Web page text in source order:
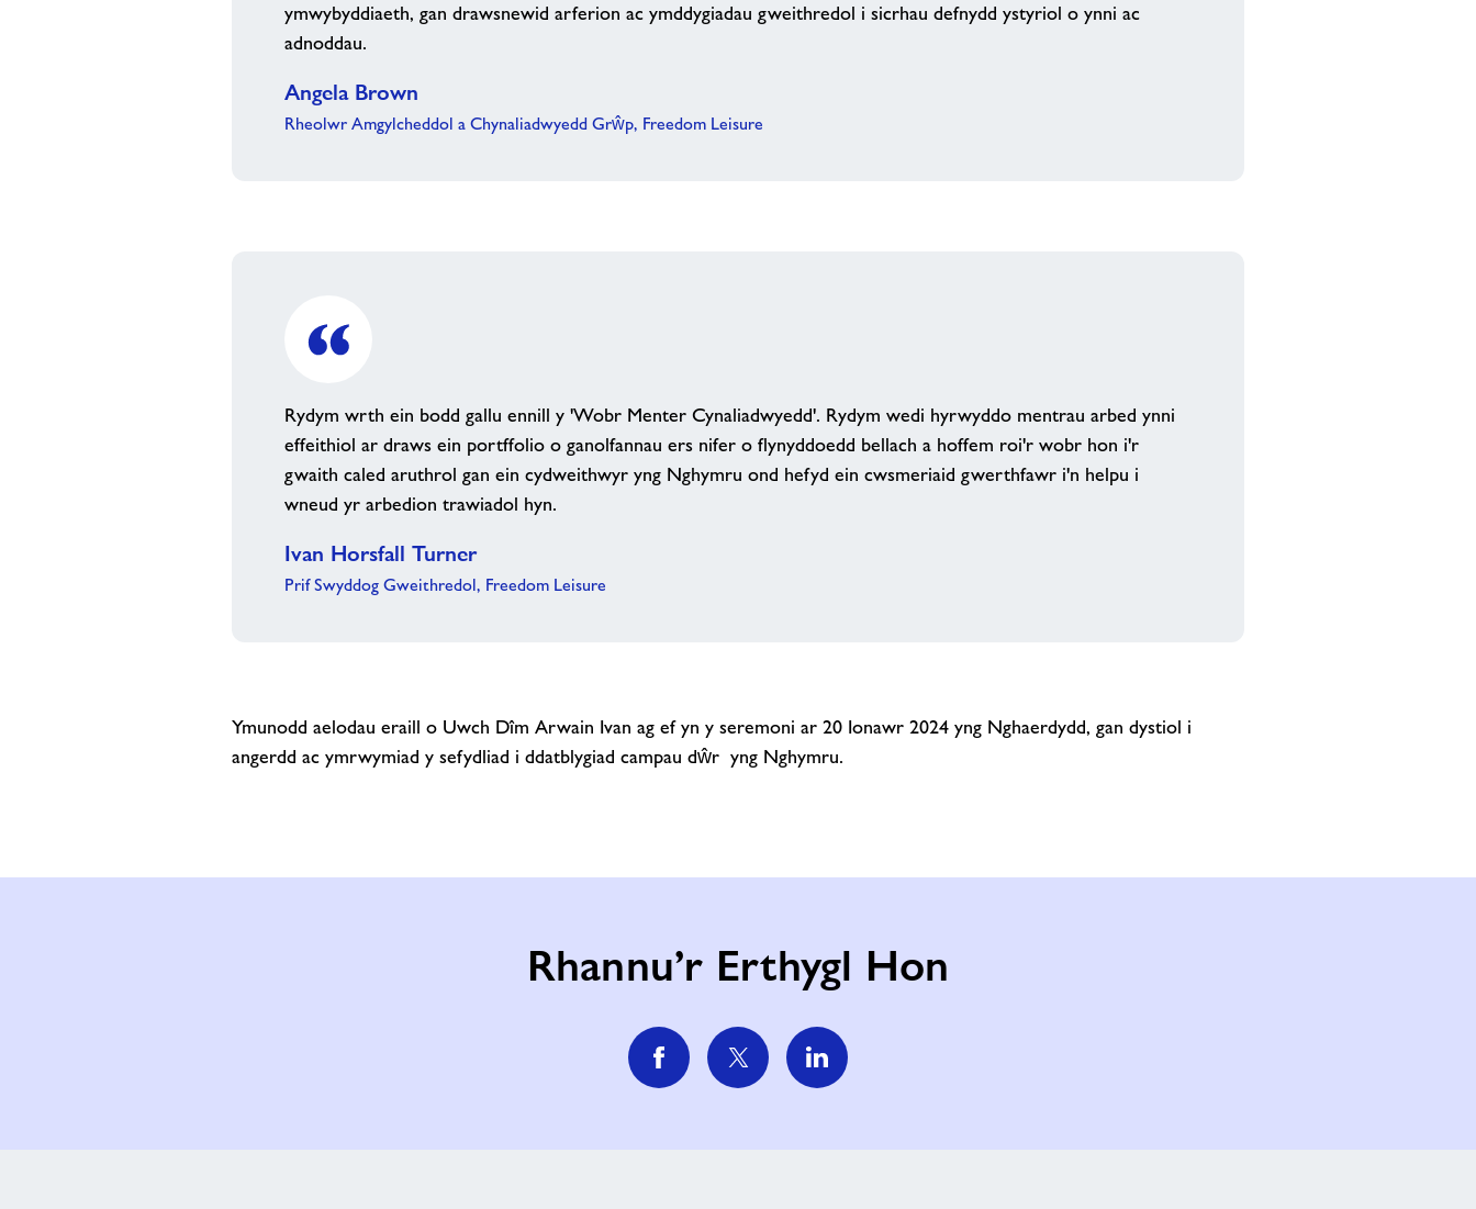
ymwybyddiaeth, gan drawsnewid arferion ac ymddygiadau gweithredol i sicrhau defnydd ystyriol o ynni ac
adnoddau.
Angela Brown
Rheolwr Amgylcheddol a Chynaliadwyedd Grŵp, Freedom Leisure
Rydym wrth ein bodd gallu ennill y 'Wobr Menter Cynaliadwyedd'. Rydym wedi hyrwyddo mentrau arbed ynni
effeithiol ar draws ein portffolio o ganolfannau ers nifer o flynyddoedd bellach a hoffem roi'r wobr hon i'r
gwaith caled aruthrol gan ein cydweithwyr yng Nghymru ond hefyd ein cwsmeriaid gwerthfawr i'n helpu i
wneud yr arbedion trawiadol hyn.
Ivan Horsfall Turner
Prif Swyddog Gweithredol, Freedom Leisure
Ymunodd aelodau eraill o Uwch Dîm Arwain Ivan ag ef yn y seremoni ar 20 Ionawr 2024 yng Nghaerdydd, gan dystiol i
angerdd ac ymrwymiad y sefydliad i ddatblygiad campau dŵr yng Nghymru.
Rhannu’r Erthygl Hon